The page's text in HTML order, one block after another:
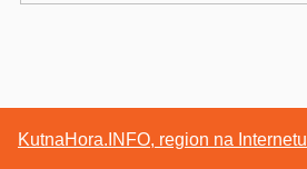
KutnaHora.INFO, region na Internetu